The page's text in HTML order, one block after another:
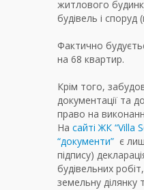
житлового
будівель і споруд
Фактично
на 68 квартир.
Крім того,
документації та
право на
На сайті ЖК “Villa
“документи” є
підпису)
будівельних
земельну ділянку